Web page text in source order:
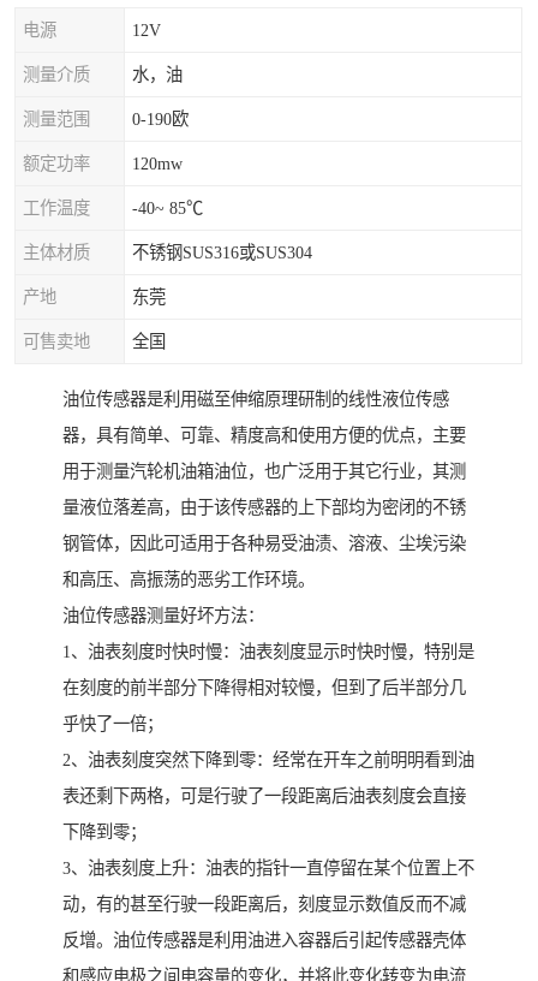
电源 12V
测量介质 水，油
测量范围 0-190欧
额定功率 120mw
工作温度 -40~ 85℃
主体材质 不锈钢SUS316或SUS304
产地 东莞
可售卖地 全国
油位传感器是利用磁至伸缩原理研制的线性液位传感
器，具有简单、可靠、精度高和使用方便的优点，主要
用于测量汽轮机油箱油位，也广泛用于其它行业，其测
量液位落差高，由于该传感器的上下部均为密闭的不锈
钢管体，因此可适用于各种易受油渍、溶液、尘埃污染
和高压、高振荡的恶劣工作环境。
油位传感器测量好坏方法：
1、油表刻度时快时慢：油表刻度显示时快时慢，特别是
在刻度的前半部分下降得相对较慢，但到了后半部分几
乎快了一倍；
2、油表刻度突然下降到零：经常在开车之前明明看到油
表还剩下两格，可是行驶了一段距离后油表刻度会直接
下降到零；
3、油表刻度上升：油表的指针一直停留在某个位置上不
动，有的甚至行驶一段距离后，刻度显示数值反而不减
反增。油位传感器是利用油进入容器后引起传感器壳体
和感应电极之间电容量的变化，并将此变化转变为电流